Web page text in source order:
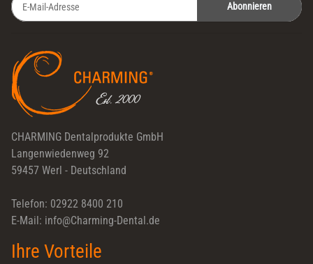
Abonnieren
CHARMING Dentalprodukte GmbH
Langenwiedenweg 92
59457 Werl - Deutschland
Telefon: 02922 8400 210
E-Mail: info@Charming-Dental.de
Ihre Vorteile